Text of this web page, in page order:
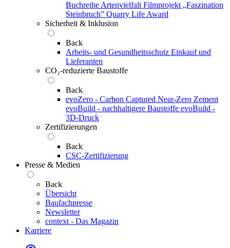
Buchreihe Artenvielfalt Filmprojekt „Faszination
Steinbruch” Quarry Life Award
Sicherheit & Inklusion
Back
Arbeits- und Gesundheitsschutz Einkauf und
Lieferanten
CO₂-reduzierte Baustoffe
Back
evoZero - Carbon Captured Near-Zero Zement
evoBuild - nachhaltigere Baustoffe evoBuild -
3D-Druck
Zertifizierungen
Back
CSC-Zertifizierung
Presse & Medien
Back
Übersicht
Baufachpresse
Newsletter
context - Das Magazin
Karriere